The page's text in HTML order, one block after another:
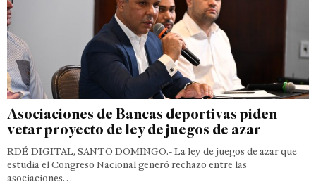
Asociaciones de Bancas deportivas piden
vetar proyecto de ley de juegos de azar
RDÉ DIGITAL, SANTO DOMINGO.- La ley de juegos de azar que
estudia el Congreso Nacional generó rechazo entre las
asociaciones…